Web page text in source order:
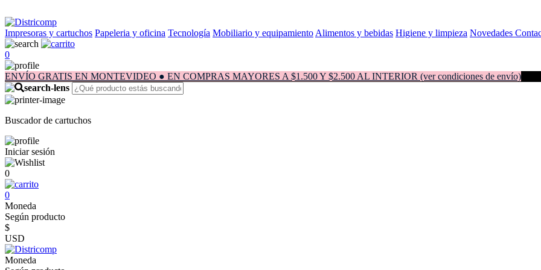
Impresoras y cartuchos Papeleria y oficina Tecnología Mobiliario y equipamiento Alimentos y bebidas Higiene y limpieza Novedades
0
ENVÍO GRATIS EN MONTEVIDEO ● EN COMPRAS MAYORES A $1.500 Y $2.500 AL INTERIOR (ver condiciones de envío)
Buscador de cartuchos
Iniciar sesión
0
0
Moneda
Según producto
$
USD
Moneda